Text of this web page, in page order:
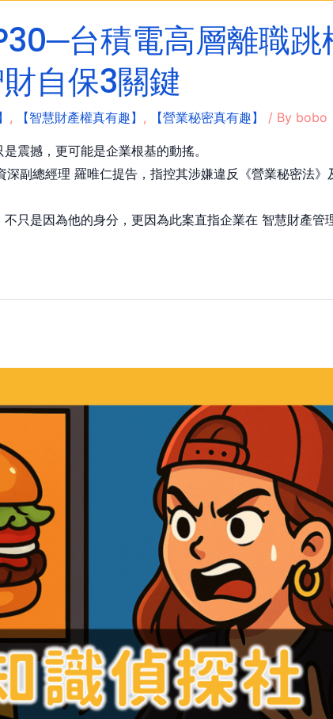
台積電高層離職
自保3關鍵
, 【智慧財產權真有趣】 , 【營業秘密真有趣】 / By bobo
震撼，更可能是企業根基的動搖。
副總經理 羅唯仁提告，指控其涉嫌違反《營業秘密法
只是因為他的身分，更因為此案直指企業在 智慧財產管